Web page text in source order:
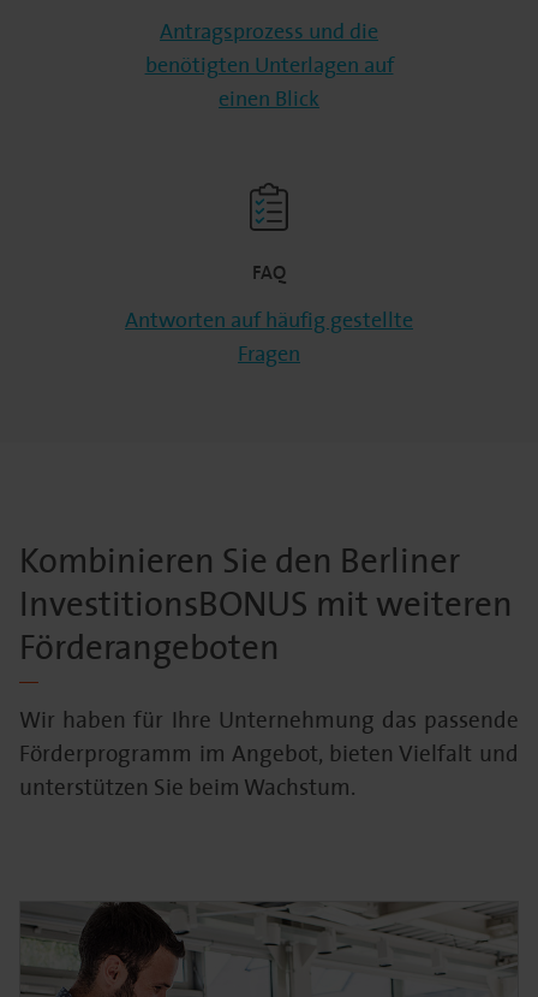
Antragsprozess und die
benötigten Unterlagen auf
einen Blick
FAQ
Antworten auf häufig gestellte
Fragen
Kombinieren Sie den Berliner
InvestitionsBONUS mit weiteren
Förderangeboten
Wir haben für Ihre Unternehmung das passende
Förderprogramm im Angebot, bieten Vielfalt und
unterstützen Sie beim Wachstum.